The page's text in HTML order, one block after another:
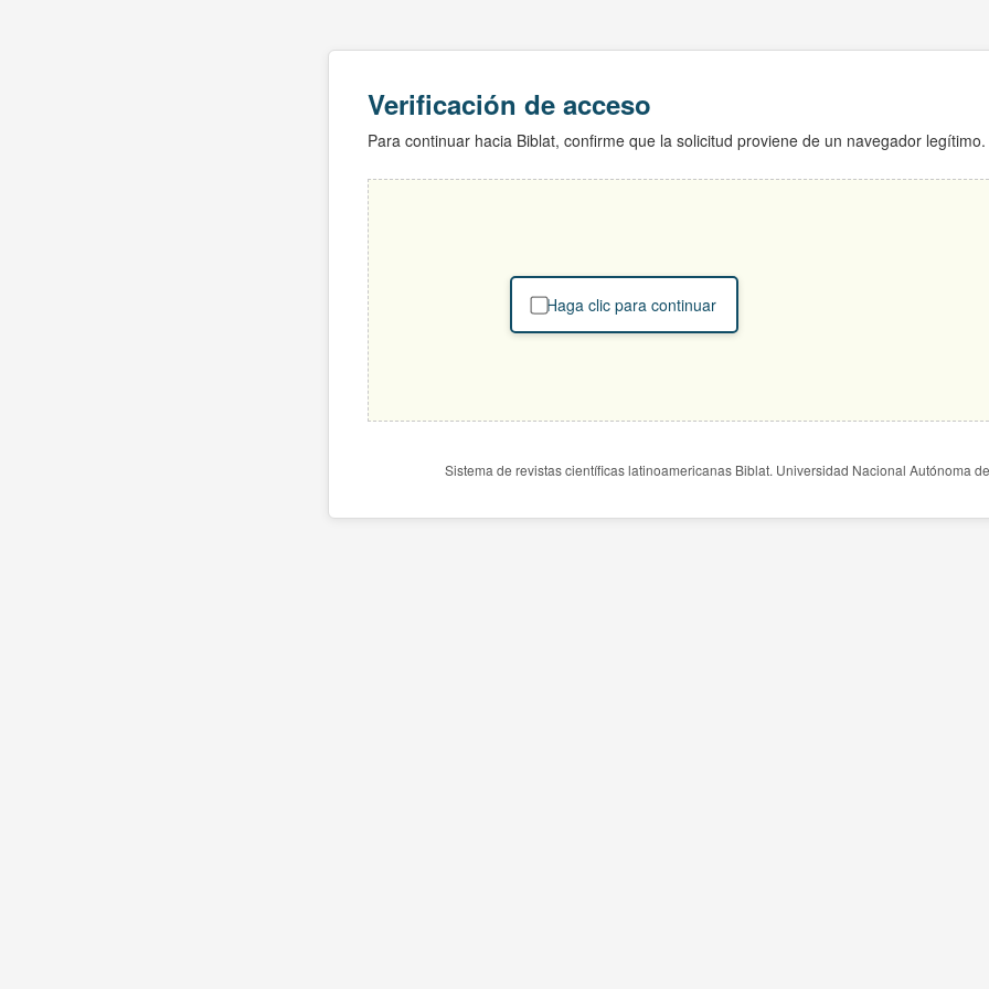
Verificación de acceso
Para continuar hacia Biblat, confirme que la solicitud proviene de un navegador legítimo.
Haga clic para continuar
Sistema de revistas científicas latinoamericanas Biblat. Universidad Nacional Autónoma